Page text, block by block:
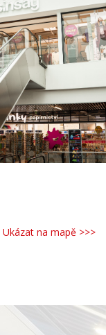
Ukázat na mapě >>>